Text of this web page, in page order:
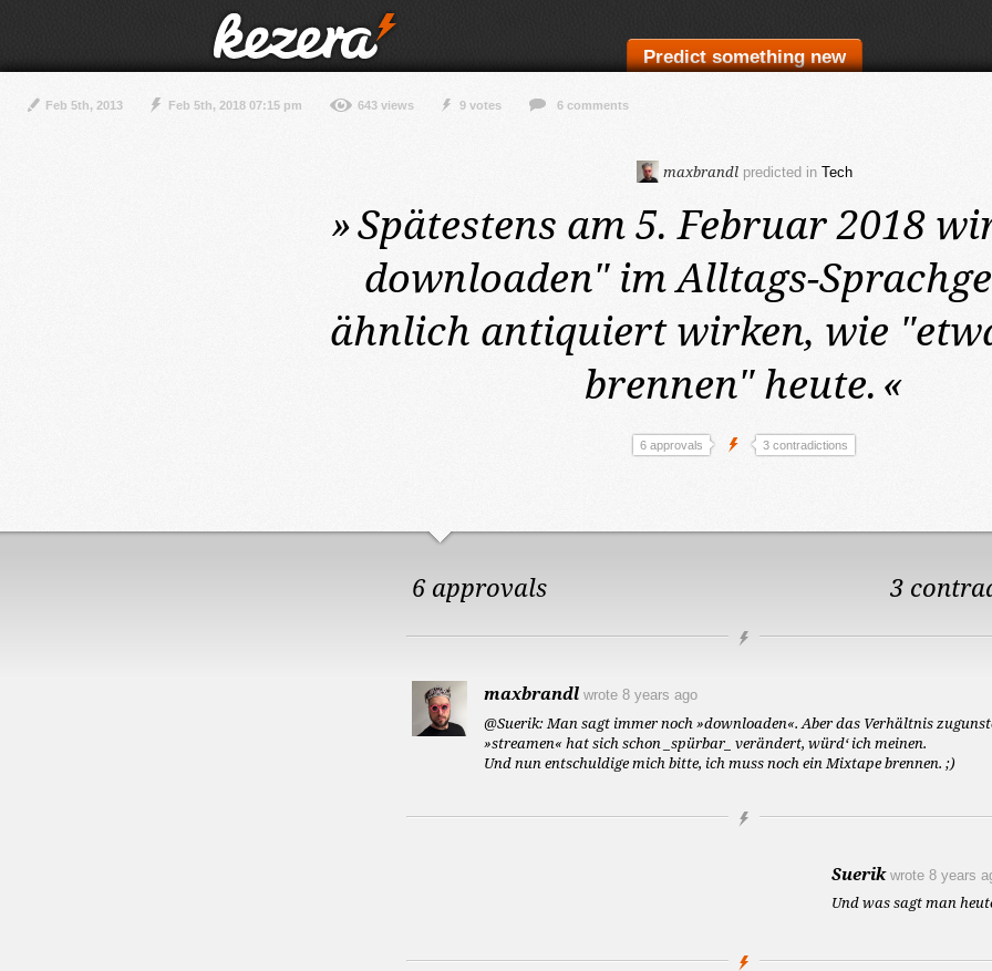
Predict something new
Feb 5th, 2013 Feb 5th, 2018 07:15 pm 643 views 9 votes 6 comments
maxbrandl predicted in Tech
»Spätestens am 5. Februar 2018
downloaden" im Alltags-
ähnlich antiquiert wirken, wie
brennen" heute. «
6 approvals 3 contradictions
6 approvals 3
maxbrandl wrote 8 years ago
@Suerik: Man sagt immer noch »downloaden«. Aber das Verhältnis
»streamen« hat sich schon _spürbar_ verändert, würd‘ ich meinen.
Und nun entschuldige mich bitte, ich muss noch ein Mixtape brennen. ;)
Suerik wrote 8 years
Und was sagt man